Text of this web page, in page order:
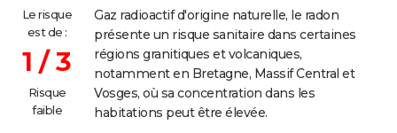
Le risque
est de :
1 / 3
Risque
faible
Gaz radioactif d'origine naturelle, le radon
présente un risque sanitaire dans certaines
régions granitiques et volcaniques,
notamment en Bretagne, Massif Central et
Vosges, où sa concentration dans les
habitations peut être élevée.